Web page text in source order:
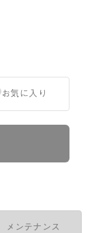
お気に入り
メンテナンス